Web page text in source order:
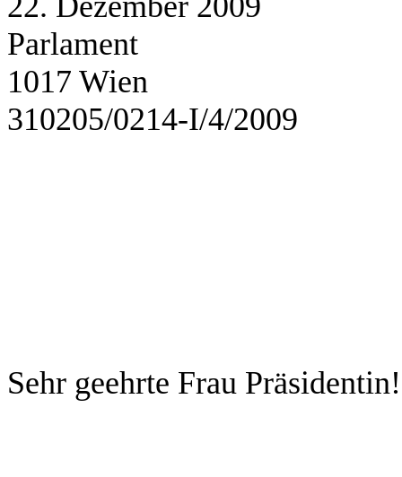
Parlament
1017
310205/0214-I/4/2009
Sehr geehrte Frau Präsidentin!